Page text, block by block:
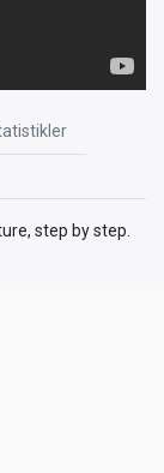
step by step.